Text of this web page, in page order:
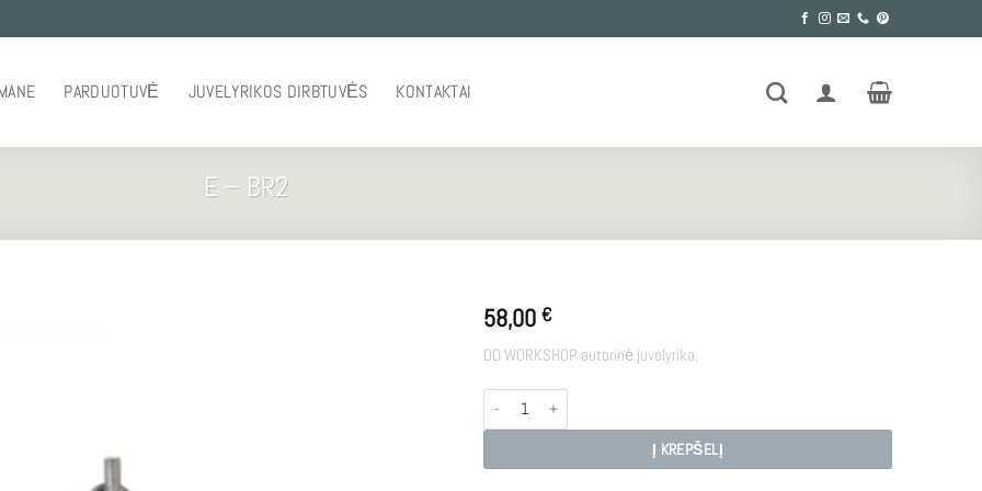
PARDUOTUVĖ JUVELYRIKOS DIRBTUVĖS KONTAKTAI
E – BR2
58,00 €
DD WORKSHOP autorinė juvelyrika.
produkto kiekis: E - BR2
Į KREPŠELĮ